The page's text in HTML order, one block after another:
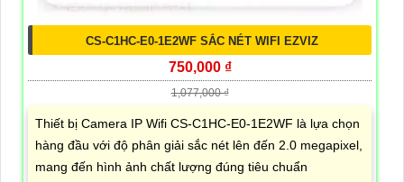
CS-C1HC-E0-1E2WF SẮC NÉT WIFI EZVIZ
750,000 ₫
1,077,000 ₫
Thiết bị Camera IP Wifi CS-C1HC-E0-1E2WF là lựa chọn
hàng đầu với độ phân giải sắc nét lên đến 2.0 megapixel,
mang đến hình ảnh chất lượng đúng tiêu chuẩn